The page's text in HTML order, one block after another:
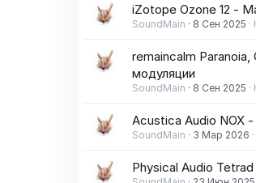
iZotope Ozone 12 -
SoundMain 8 Сен 2025
remaincalm
модуляции
SoundMain 8 Сен 2025
Acustica Audio NOX
SoundMain 3 Мар 2026
Physical Audio